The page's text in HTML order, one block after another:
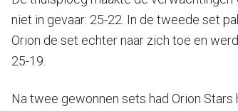
niet in gevaar: 25-22. In de tweede set
Orion de set echter naar zich toe en
25-19.
Na twee gewonnen sets had Orion